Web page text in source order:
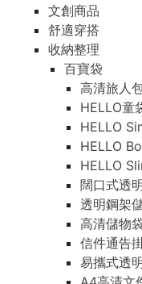
文創商品
舒適穿搭
收納整理
百寶袋
高清旅人
HELLO童
HELLO
HELLO
HELLO
闊口式透
透明鋼架
高清儲物
信件通告
易攜式透